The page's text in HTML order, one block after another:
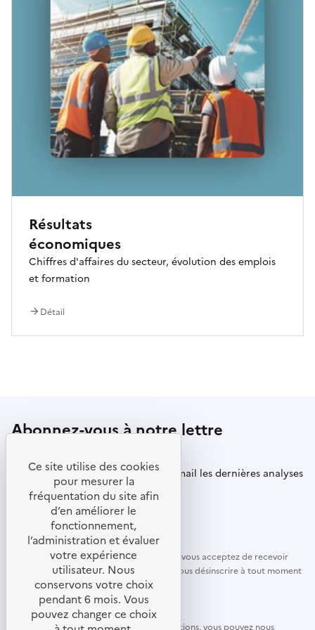
Résultats
économiques
Chiffres d'affaires du secteur, évolution des emplois
et formation
Détail
Abonnez-vous à notre lettre
Recevez régulièrement dans votre mail les dernières analyses
et indicateurs mis à jour.
S'abonner
En renseignant le formulaire d’inscription, vous acceptez de recevoir
nos actualités par courriel. Vous pouvez vous désinscrire à tout moment
à l’aide des liens de désinscription.
Nous Contacter
En cas de questions, remarques ou suggestions, vous pouvez nous
Ce site utilise des cookies
pour mesurer la
fréquentation du site afin
d’en améliorer le
fonctionnement,
l’administration et évaluer
votre expérience
utilisateur. Nous
conservons votre choix
pendant 6 mois. Vous
pouvez changer ce choix